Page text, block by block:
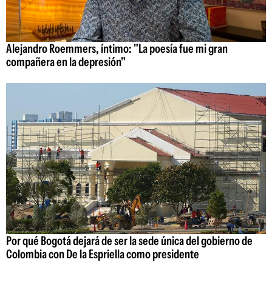
Alejandro Roemmers, íntimo: "La poesía fue mi gran
compañera en la depresión"
Por qué Bogotá dejará de ser la sede única del gobierno de
Colombia con De la Espriella como presidente